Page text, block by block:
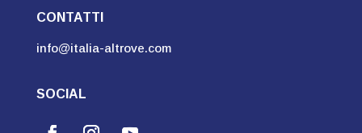
CONTATTI
info@italia-altrove.com
SOCIAL